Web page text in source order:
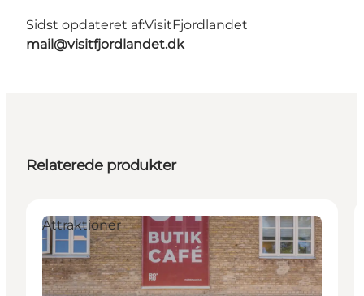
Sidst opdateret af:VisitFjordlandet
mail@visitfjordlandet.dk
Relaterede produkter
Attraktioner